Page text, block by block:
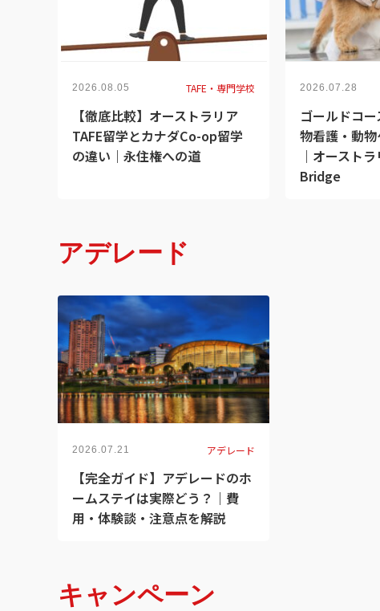
2026.08.05 TAFE・専門学校
【徹底比較】オーストラリア
TAFE留学とカナダCo-op留学
の違い｜永住権への道
2026.07.28
ゴールドコ
物看護・動
｜オースト
Bridge
アデレード
2026.07.21 アデレード
【完全ガイド】アデレードのホ
ームステイは実際どう？｜費
用・体験談・注意点を解説
キャンペーン